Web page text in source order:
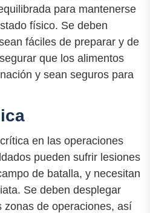
para mantenerse
físico. Se deben
fáciles de preparar y de
que los alimentos
y sean seguros para
en las operaciones
pueden sufrir lesiones
de batalla, y necesitan
Se deben desplegar
zonas de operaciones, así